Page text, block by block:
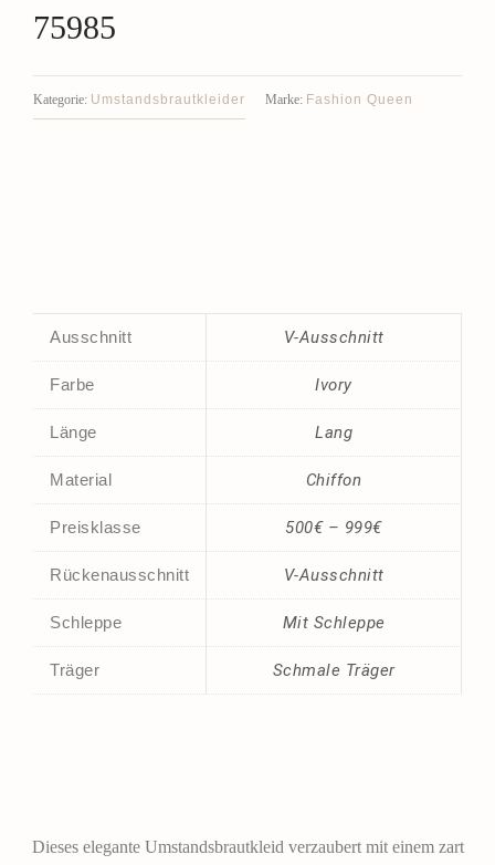
75985
Kategorie: Umstandsbrautkleider Marke: Fashion Queen
Ausschnitt V-Ausschnitt
Farbe Ivory
Länge Lang
Material Chiffon
Preisklasse 500€ – 999€
Rückenausschnitt V-Ausschnitt
Schleppe Mit Schleppe
Träger Schmale Träger
Dieses elegante Umstandsbrautkleid verzaubert mit einem zart